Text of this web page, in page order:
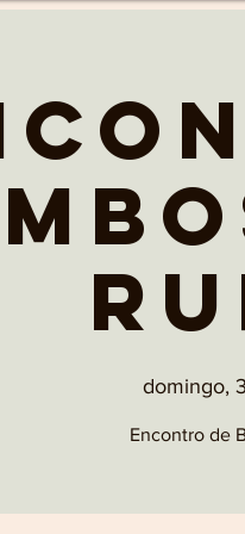
domingo,
Encontro de